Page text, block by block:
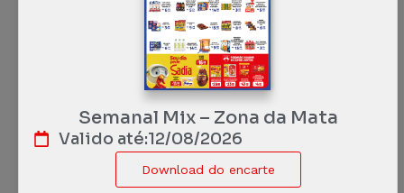
Semanal Mix – Zona da Mata
Valido até:12/08/2026
Download do encarte